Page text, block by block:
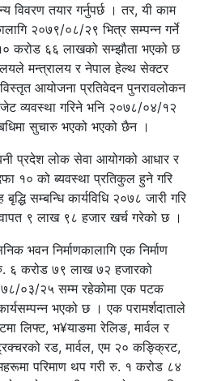
विवरण तयार गर्नुपर्छ । तर, यी काम
२०७९/०८/२९ भित्र सम्पन्न गर्ने
करोड ६६ लाखको सम्झौता भएको छ
मन्त्रालय र नेपाल हेल्थ सेक्टर
विस्तृत आयोजना प्रतिवेदन पुनरावलोकन
व्यवस्था गरिने भनि २०७८/०४/१२
सुचारु भएको भएको छैन ।
प्रदेश लोक सेवा आयोगको आधार र
१० को ब्यवस्था प्रतिकुल हुने गरि
सम्बन्धि कार्यविधि २०७८ जारी गरि
वापत ९ लाख ९८ हजार खर्च गरेको छ ।
भवन निर्माणकालागि एक निर्माण
६ करोड ७९ लाख ७२ हजारको
०३/२५ सम्म रहेकोमा एक पटक
भएको छ । एक परामर्शदाताले
लिफ्ट, भ¥याङमा रेलिङ, मार्वल र
रड, मार्वल, एम २० कङ्क्रिट,
परिमाण थप गरी रु. १ करोड ८४